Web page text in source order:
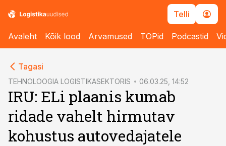
Telli
Avaleht Kõik lood Arvamused TOPid Podcastid
Tagasi
TEHNOLOOGIA LOGISTIKASEKTORIS 06.03.25, 14:52
IRU: ELi plaanis kumab
ridade vahelt hirmutav
kohustus autovedajatele